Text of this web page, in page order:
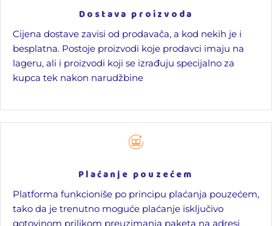
Dostava proizvoda
Cijena dostave zavisi od prodavača, a kod nekih je i
besplatna. Postoje proizvodi koje prodavci imaju na
lageru, ali i proizvodi koji se izrađuju specijalno za
kupca tek nakon narudžbine
Plaćanje pouzećem
Platforma funkcioniše po principu plaćanja pouzećem,
tako da je trenutno moguće plaćanje isključivo
gotovinom prilikom preuzimanja paketa na adresi